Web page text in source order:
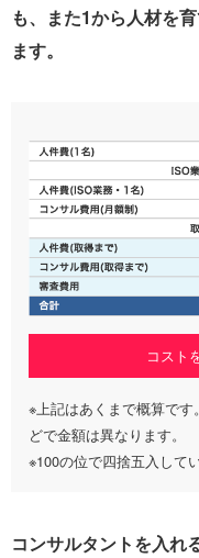
も、また1から人材を
ます。
コスト
※上記はあくまで概算で
どで金額は異なります。
※100の位で四捨五入してい
コンサルタントを入れ